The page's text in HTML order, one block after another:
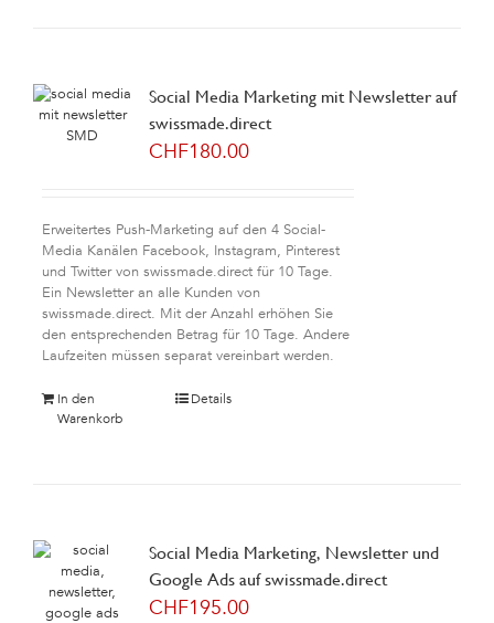
Social Media Marketing mit Newsletter auf
swissmade.direct
CHF180.00
Erweitertes Push-Marketing auf den 4 Social-
Media Kanälen Facebook, Instagram, Pinterest
und Twitter von swissmade.direct für 10 Tage.
Ein Newsletter an alle Kunden von
swissmade.direct. Mit der Anzahl erhöhen Sie
den entsprechenden Betrag für 10 Tage. Andere
Laufzeiten müssen separat vereinbart werden.
In den
Warenkorb
Details
Social Media Marketing, Newsletter und
Google Ads auf swissmade.direct
CHF195.00